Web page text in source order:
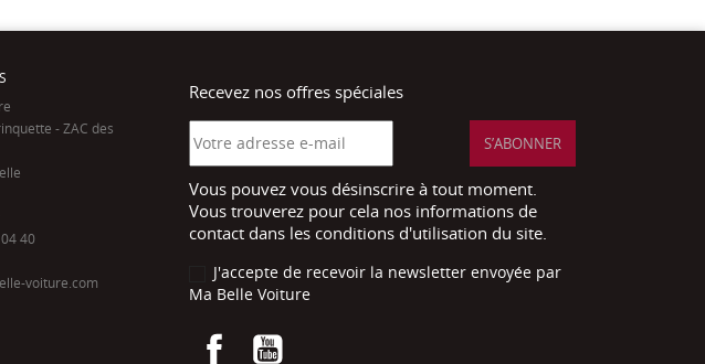
- ZAC des
40
voiture.com
Recevez nos offres spéciales
Vous pouvez vous désinscrire à tout moment.
Vous trouverez pour cela nos informations de
contact dans les conditions d'utilisation du site.
J'accepte de recevoir la newsletter envoyée par
Ma Belle Voiture
Facebook